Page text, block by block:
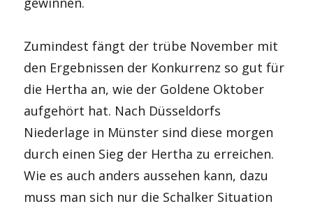
Zumindest fängt der trübe November mit
den Ergebnissen der Konkurrenz so gut für
die Hertha an, wie der Goldene Oktober
aufgehört hat. Nach Düsseldorfs
Niederlage in Münster sind diese morgen
durch einen Sieg der Hertha zu erreichen.
Wie es auch anders aussehen kann, dazu
muss man sich nur die Schalker Situation